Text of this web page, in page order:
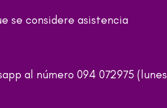
se considere asistencia
al número 094 072975 (lunes